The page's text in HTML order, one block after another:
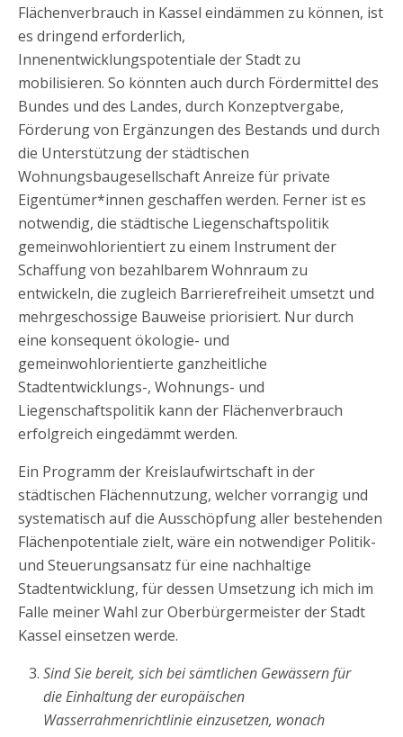
Flächenverbrauch in Kassel eindämmen zu können, ist
es dringend erforderlich,
Innenentwicklungspotentiale der Stadt zu
mobilisieren. So könnten auch durch Fördermittel des
Bundes und des Landes, durch Konzeptvergabe,
Förderung von Ergänzungen des Bestands und durch
die Unterstützung der städtischen
Wohnungsbaugesellschaft Anreize für private
Eigentümer*innen geschaffen werden. Ferner ist es
notwendig, die städtische Liegenschaftspolitik
gemeinwohlorientiert zu einem Instrument der
Schaffung von bezahlbarem Wohnraum zu
entwickeln, die zugleich Barrierefreiheit umsetzt und
mehrgeschossige Bauweise priorisiert. Nur durch
eine konsequent ökologie- und
gemeinwohlorientierte ganzheitliche
Stadtentwicklungs-, Wohnungs- und
Liegenschaftspolitik kann der Flächenverbrauch
erfolgreich eingedämmt werden.
Ein Programm der Kreislaufwirtschaft in der
städtischen Flächennutzung, welcher vorrangig und
systematisch auf die Ausschöpfung aller bestehenden
Flächenpotentiale zielt, wäre ein notwendiger Politik-
und Steuerungsansatz für eine nachhaltige
Stadtentwicklung, für dessen Umsetzung ich mich im
Falle meiner Wahl zur Oberbürgermeister der Stadt
Kassel einsetzen werde.
Sind Sie bereit, sich bei sämtlichen Gewässern für
die Einhaltung der europäischen
Wasserrahmenrichtlinie einzusetzen, wonach